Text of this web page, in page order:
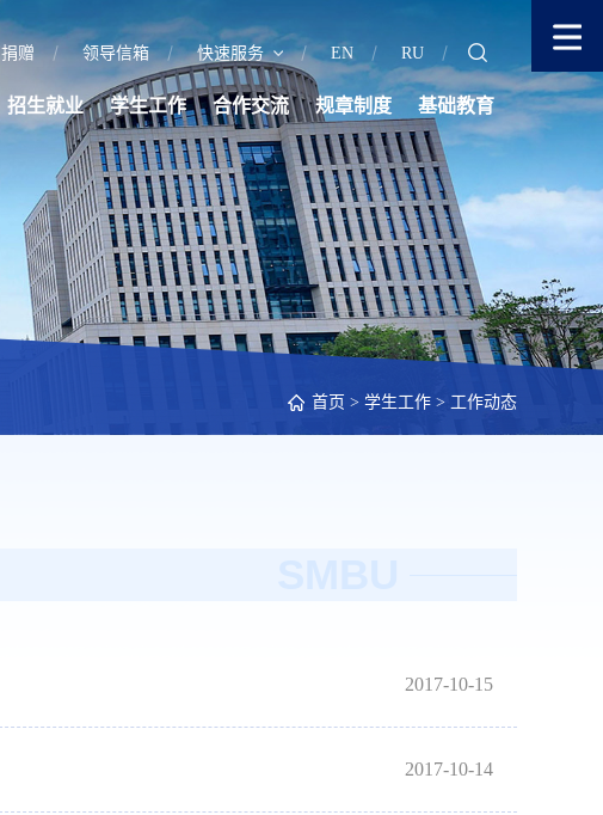
捐赠 领导信箱 快速服务 EN RU
招生就业 学生工作 合作交流 规章制度 基础教育
首页 > 学生工作 > 工作动态
2017-10-15
2017-10-14